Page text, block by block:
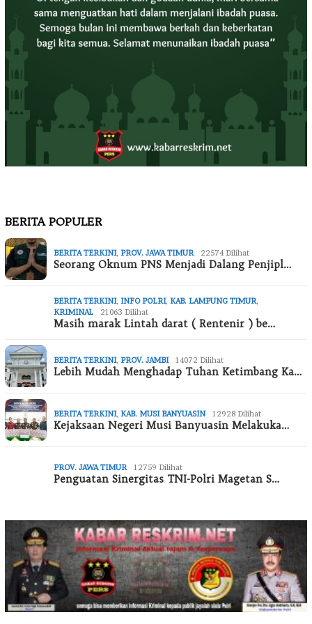
BERITA POPULER
BERITA TERKINI, PROV. JAWA TIMUR 22574 Dilihat
Seorang Oknum PNS Menjadi Dalang Penjipl…
BERITA TERKINI, INFO POLRI, KAB. LAMPUNG TIMUR,
KRIMINAL
21063 Dilihat
Masih marak Lintah darat ( Rentenir ) be…
BERITA TERKINI, PROV. JAMBI 14072 Dilihat
Lebih Mudah Menghadap Tuhan Ketimbang Ka…
BERITA TERKINI, KAB. MUSI BANYUASIN 12928 Dilihat
Kejaksaan Negeri Musi Banyuasin Melakuka…
PROV. JAWA TIMUR 12759 Dilihat
Penguatan Sinergitas TNI-Polri Magetan S…